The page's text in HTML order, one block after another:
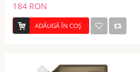
184 RON
ADĂUGĂ ÎN COŞ